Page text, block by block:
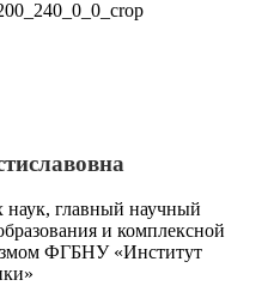
наук, главный научный
и комплексной
ФГБНУ «Институт